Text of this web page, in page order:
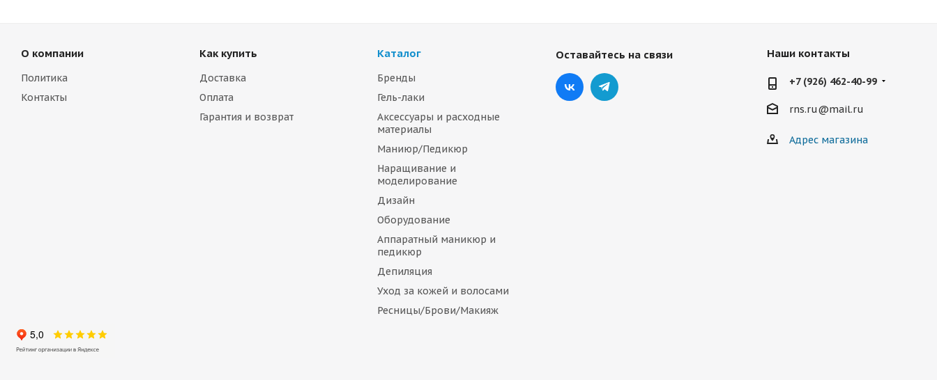
О компании
Политика
Контакты
Как купить
Доставка
Оплата
Гарантия и возврат
Каталог
Бренды
Гель-лаки
Аксессуары и расходные
материалы
Маниюр/Педикюр
Наращивание и
моделирование
Дизайн
Оборудование
Аппаратный маникюр и
педикюр
Депиляция
Уход за кожей и волосами
Ресницы/Брови/Макияж
Оставайтесь на связи Наши контакты
+7 (926) 462-40-99
rns.ru@mail.ru
Адрес магазина